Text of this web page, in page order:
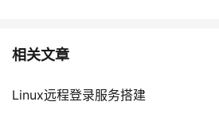
相关文章
Linux远程登录服务搭建